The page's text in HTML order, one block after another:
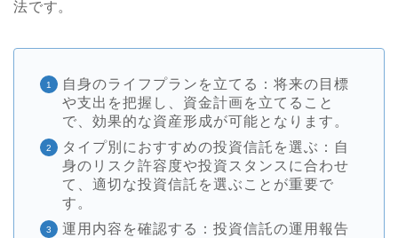
法です。
自身のライフプランを立てる：将来の目標
や支出を把握し、資金計画を立てること
で、効果的な資産形成が可能となります。
タイプ別におすすめの投資信託を選ぶ：自
身のリスク許容度や投資スタンスに合わせ
て、適切な投資信託を選ぶことが重要で
す。
運用内容を確認する：投資信託の運用報告